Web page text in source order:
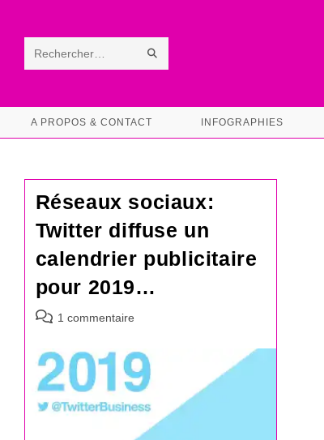
contentRechercher
ce RECHERCHE
A PROPOS & CONTACT INFOGRAPHIES
Réseaux sociaux:
Twitter diffuse un
calendrier publicitaire
pour 2019…
Commentaires
la
publication :
1 commentaire